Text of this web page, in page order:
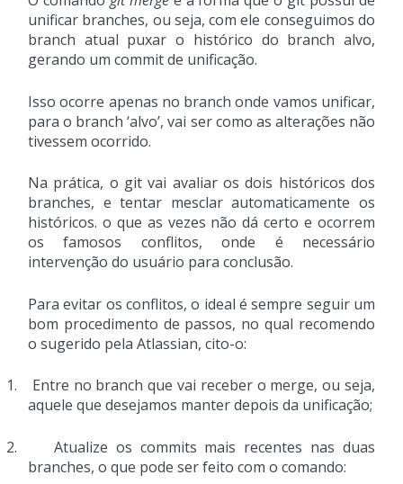
unificar branches, ou seja, com ele conseguimos do
branch atual puxar o histórico do branch alvo,
gerando um commit de unificação.
Isso ocorre apenas no branch onde vamos unificar,
para o branch ‘alvo’, vai ser como as alterações não
tivessem ocorrido.
Na prática, o git vai avaliar os dois históricos dos
branches, e tentar mesclar automaticamente os
históricos. o que as vezes não dá certo e ocorrem
os famosos conflitos, onde é necessário
intervenção do usuário para conclusão.
Para evitar os conflitos, o ideal é sempre seguir um
bom procedimento de passos, no qual recomendo
o sugerido pela Atlassian, cito-o:
1.
Entre no branch que vai receber o merge, ou seja,
aquele que desejamos manter depois da unificação;
2.
Atualize os commits mais recentes nas duas
branches, o que pode ser feito com o comando: